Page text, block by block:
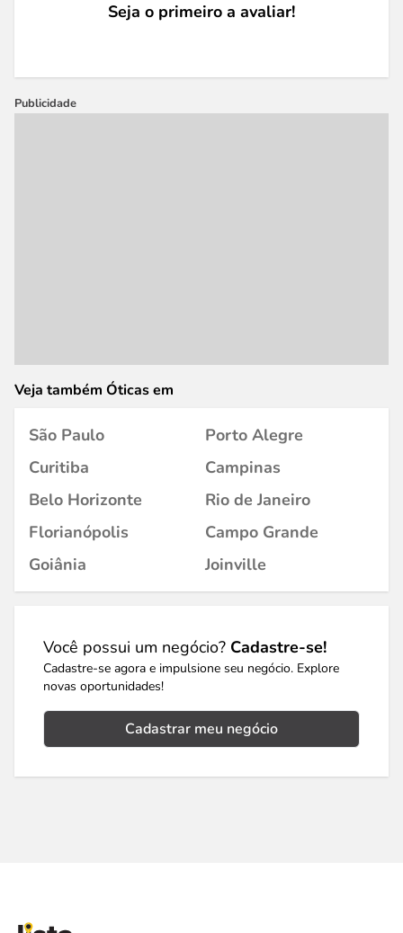
Seja o primeiro a avaliar!
Publicidade
Veja também Óticas em
São Paulo
Porto Alegre
Curitiba
Campinas
Belo Horizonte
Rio de Janeiro
Florianópolis
Campo Grande
Goiânia
Joinville
Você possui um negócio? Cadastre-se!
Cadastre-se agora e impulsione seu negócio. Explore
novas oportunidades!
Cadastrar meu negócio